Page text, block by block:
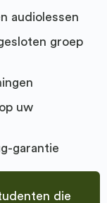
audiolessen
groep
uw
garantie
die